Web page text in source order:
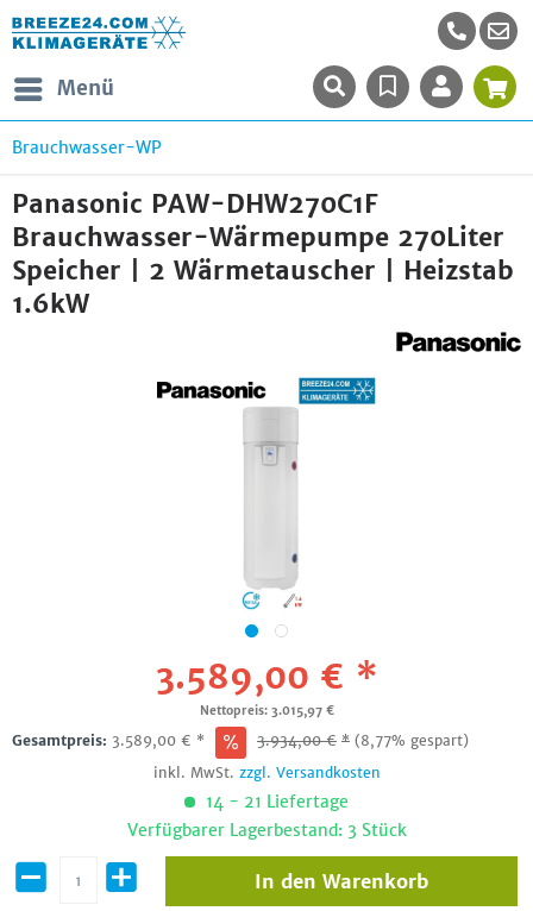
Menü
Brauchwasser-WP
Panasonic PAW-DHW270C1F
Brauchwasser-Wärmepumpe 270Liter
Speicher | 2 Wärmetauscher | Heizstab
1.6kW
3.589,00 € *
Nettopreis: 3.015,97 €
Gesamtpreis: 3.589,00 € * 3.934,00€ * (8,77% gespart)
inkl. MwSt. zzgl. Versandkosten
14 - 21 Liefertage
Verfügbarer Lagerbestand: 3 Stück
In den Warenkorb